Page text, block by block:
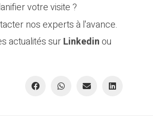
votre visite ?
nos experts à l'avance.
actualités surLinkedinou